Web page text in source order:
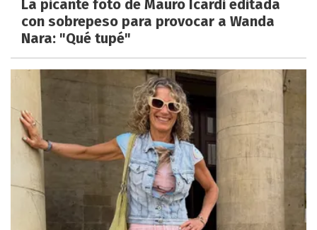
La picante foto de Mauro Icardi editada
con sobrepeso para provocar a Wanda
Nara: "Qué tupé"